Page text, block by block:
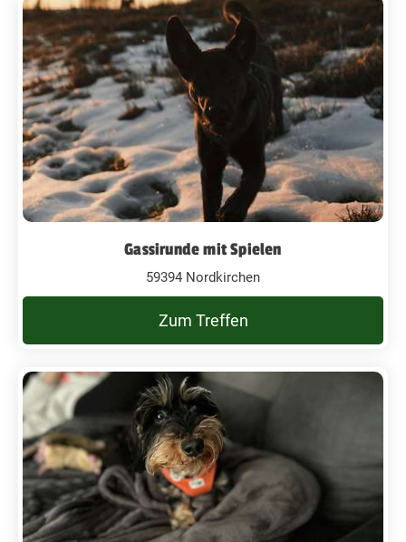
Gassirunde mit Spielen
59394 Nordkirchen
Zum Treffen